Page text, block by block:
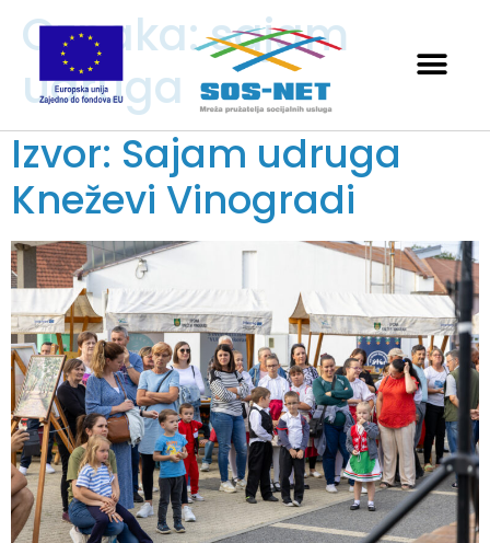
Oznaka:sajam
udruga
Izvor: Sajam udruga
Kneževi Vinogradi